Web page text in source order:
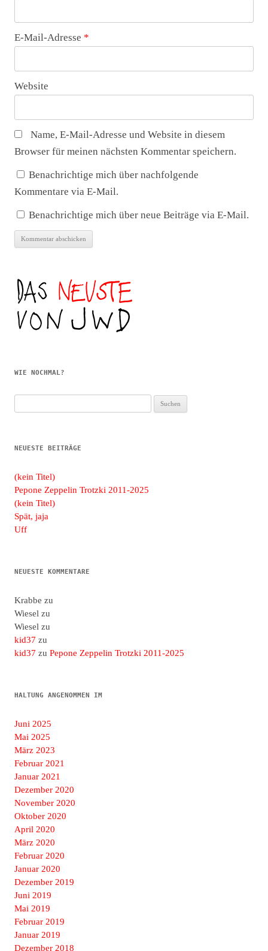
E-Mail-Adresse *
Website
Name, E-Mail-Adresse und Website in diesem
Browser für meinen nächsten Kommentar speichern.
Benachrichtige mich über nachfolgende
Kommentare via E-Mail.
Benachrichtige mich über neue Beiträge via E-Mail.
WIE NOCHMAL?
nach:
NEUESTE BEITRÄGE
(kein Titel)
Pepone Zeppelin Trotzki 2011-2025
(kein Titel)
Spät, jaja
Uff
NEUESTE KOMMENTARE
Krabbe zu
Wiesel zu
Wiesel zu
kid37 zu
kid37 zu Pepone Zeppelin Trotzki 2011-2025
HALTUNG ANGENOMMEN IM
Juni 2025
Mai 2025
März 2023
Februar 2021
Januar 2021
Dezember 2020
November 2020
Oktober 2020
April 2020
März 2020
Februar 2020
Januar 2020
Dezember 2019
Juni 2019
Mai 2019
Februar 2019
Januar 2019
Dezember 2018